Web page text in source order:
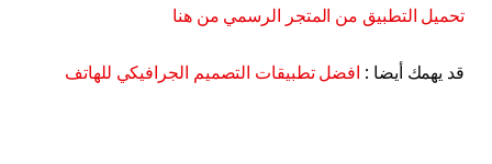
تحميل التطبيق من المتجر الرسمي من هنا
قد يهمك أيضا : افضل تطبيقات التصميم الجرافيكي للهاتف